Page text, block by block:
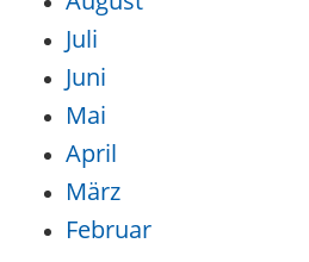
Juli
Juni
Mai
April
März
Februar